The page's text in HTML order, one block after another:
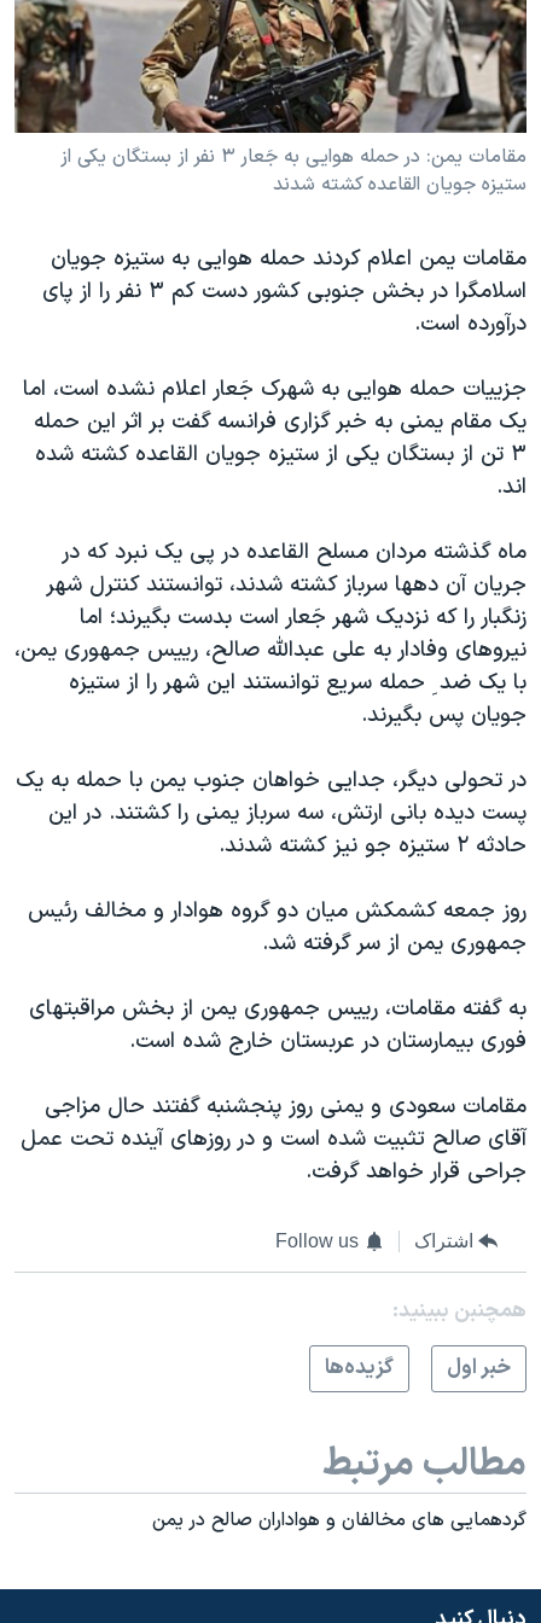
فرهنگ و زندگی
حقوق شهروندی
اقتصادی
علم و فناوری
اسرائیل در جنگ
آرشیو پخش زنده
مستندها
انتخابات ریاست جمهوری آمریکا ۲۰۲۴
حمله جمهوری اسلامی به اسرائیل
رمز مهسا
ورزش زنان در ایران
مجموعه مستندهای دادخواهی
تریبونال مردمی آبان ۹۸
چهل سال گروگان‌گیری
قانون شفافیت دارائی کادر رهبری ایران
اسرائیل در جنگ
نرگس محمدی برنده جایزه نوبل صلح
همایش محافظه‌کاران آمریکا «سی‌پک»
صفحه‌های ویژه
سفر پرزیدنت ترامپ به چین
دنبال کنید
زبانهای مختلف
مقامات يمن: در حمله هوايی به جَعار ۳ نفر از بستگان يکی از
ستيزه جويان القاعده کشته شدند
مقامات يمن اعلام کردند حمله هوايی به ستيزه جويان
اسلامگرا در بخش جنوبی کشور دست کم ۳ نفر را از پای
درآورده است.
جزييات حمله هوايی به شهرک جَعار اعلام نشده است، اما
يک مقام يمنی به خبر گزاری فرانسه گفت بر اثر اين حمله
۳ تن از بستگان يکی از ستيزه جويان القاعده کشته شده
اند.
ماه گذشته مردان مسلح القاعده در پی يک نبرد که در
جريان آن دهها سرباز کشته شدند، توانستند کنترل شهر
زنگبار را که نزديک شهر جَعار است بدست بگيرند؛ اما
نيروهای وفادار به علی عبدالله صالح، رييس جمهوری يمن،
با يک ضد ِ حمله سريع توانستند اين شهر را از ستيزه
جويان پس بگيرند.
در تحولی ديگر، جدايی خواهان جنوب يمن با حمله به يک
پست ديده بانی ارتش، سه سرباز يمنی را کشتند. در اين
حادثه ۲ ستيزه جو نيز کشته شدند.
روز جمعه کشمکش ميان دو گروه هوادار و مخالف رئيس
جمهوری يمن از سر گرفته شد.
به گفته مقامات، رييس جمهوری يمن از بخش مراقبتهای
فوری بيمارستان در عربستان خارج شده است.
مقامات سعودی و يمنی روز پنجشنبه گفتند حال مزاجی
آقای صالح تثبيت شده است و در روزهای آينده تحت عمل
جراحی قرار خواهد گرفت.
اشتراک Follow us
همچنبن ببینید:
خبر اول
گزيده‌ها
مطالب مرتبط
گردهمایی های مخالفان و هواداران صالح در یمن